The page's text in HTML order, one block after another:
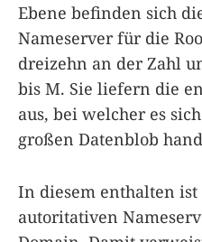
Ebene befinden sich
Nameserver für die
dreizehn an der Zahl
bis M. Sie liefern die
aus, bei welcher es
großen Datenblob
In diesem enthalten
autoritativen